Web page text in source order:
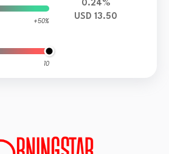
+50%
10
0.24%
USD 13.50